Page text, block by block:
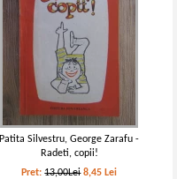
Frank L. Baum - Vrajitorul din Oz
IN STOC
Pret:12,00Lei
Adaugă în coș
-30%
Patita Silvestru, George Zarafu -
Radeti, copii!
Pret:13,00Lei 8,45 Lei